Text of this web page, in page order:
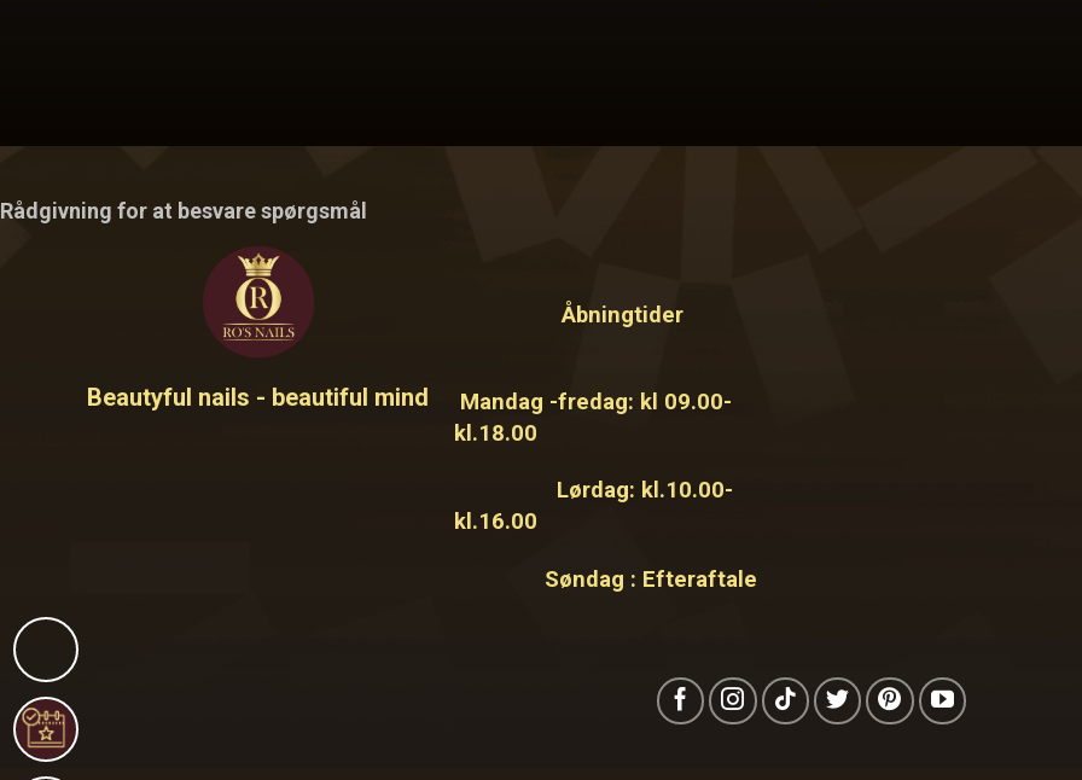
Rådgivning for at besvare spørgsmål
Beautyful nails - beautiful mind
Åbningtider
Mandag -fredag: kl 09.00-
kl.18.00
Lørdag: kl.10.00-
kl.16.00
Søndag : Efteraftale